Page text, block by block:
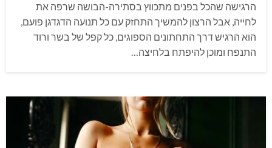
הרגישה שהכל בפנים מתכווץ בסתירה-הבושה שרפה את
לחייה, אבל הרצון להמשיך התחזק עם כל תנועה הדגדגן פועם,
הוא הרגיש דרך התחתונים הספוגים, כל קפל של בשר ורוד
התנפח ומוכן להיפתח בלחיצה…